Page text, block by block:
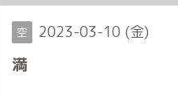
空 2023-03-10 (金)
満